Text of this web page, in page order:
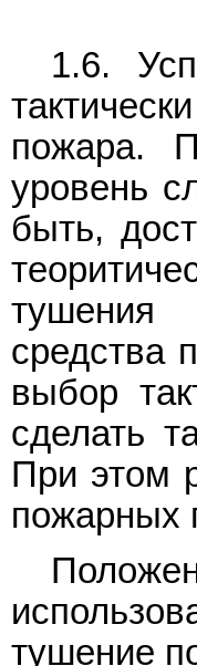
1.6.
пожара.
уровень
быть,
тушения
средства
выбор
сделать
При этом
пожарных
тушение